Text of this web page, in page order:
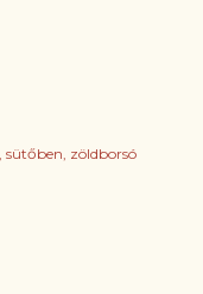
sütőben zöldborsó